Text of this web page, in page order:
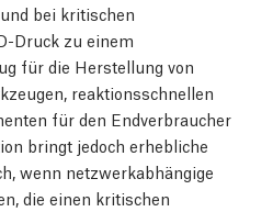
bei kritischen
Druck zu einem
für die Herstellung von
reaktionsschnellen
für den Endverbraucher
bringt jedoch erhebliche
wenn netzwerkabhängige
die einen kritischen